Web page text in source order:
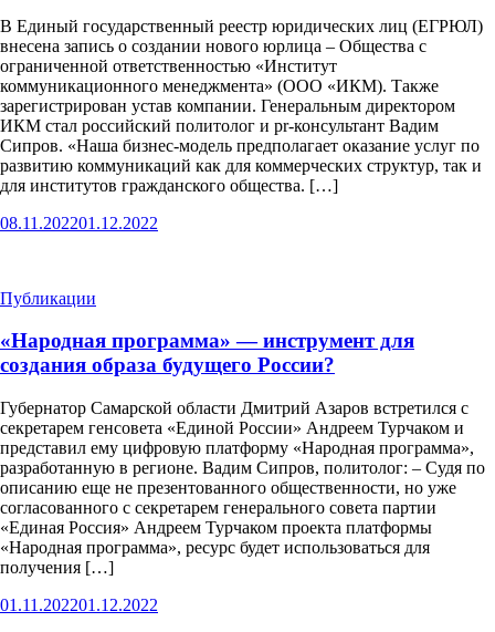
В Единый государственный реестр юридических лиц (ЕГРЮЛ)
внесена запись о создании нового юрлица – Общества с
ограниченной ответственностью «Институт
коммуникационного менеджмента» (ООО «ИКМ). Также
зарегистрирован устав компании. Генеральным директором
ИКМ стал российский политолог и pr-консультант Вадим
Сипров. «Наша бизнес-модель предполагает оказание услуг по
развитию коммуникаций как для коммерческих структур, так и
для институтов гражданского общества. […]
08.11.202201.12.2022
Публикации
«Народная программа» — инструмент для
создания образа будущего России?
Губернатор Самарской области Дмитрий Азаров встретился с
секретарем генсовета «Единой России» Андреем Турчаком и
представил ему цифровую платформу «Народная программа»,
разработанную в регионе. Вадим Сипров, политолог: – Судя по
описанию еще не презентованного общественности, но уже
согласованного с секретарем генерального совета партии
«Единая Россия» Андреем Турчаком проекта платформы
«Народная программа», ресурс будет использоваться для
получения […]
01.11.202201.12.2022